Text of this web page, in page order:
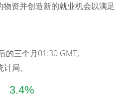
资并创造新的就业机会以满足
的三个月01:30 GMT。
局。